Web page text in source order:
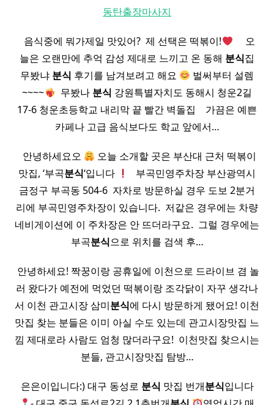
동탄출장마사지
​ ​ 음식중에 뭐가제일 맛있어? ​ 제 선택은 떡볶이!
​ ​ ​ ​ 오
늘은 오랜만에 추억 감성 제대로 느끼고 온 동해 분식집
무봤냐 분식 후기를 남겨보려고 해요
벌써부터 설렘
~~~~
​ 무봤나 분식 강원특별자치도 동해시 청운2길
17-6 청운초등학교 내리막 끝 빨간 벽돌집 ​ ​ ​ 가끔은 예쁜
카페나 고급 음식보다도 학교 앞에서…
​ ​ 안녕하세요오
오늘 소개할 곳은 부산대 근처 떡볶이
맛집, ‘부곡분식‘입니다
​ ​ 부곡민영주차장 부산광역시
금정구 부곡동 504-6 ​ 자차로 방문하실 경우 도보 2분거
리에 부곡민영주차장이 있습니다. ​ 저같은 경우에는 차량
네비게이션에 이 주차장은 안 뜨더라구요. ​ 그럴 경우에는
부곡분식으로 위치를 검색 후…
​ 안녕하세요! 짝꿍이랑 공휴일에 이천으로 드라이브 겸 놀
러 왔다가 예전에 먹었던 떡볶이랑 조각닭이 자꾸 생각나
서 이천 관고시장 삼미분식에 다시 방문하게 됐어요! 이천
맛집 찾는 분들은 이미 아실 수도 있는데 관고시장맛집 느
낌 제대로라 사람도 엄청 많더라구요! ​ 이천맛집 찾으시는
분들, 관고시장맛집 탐방…
은은이입니다:) 대구 동성로 분식 맛집 번개분식입니다